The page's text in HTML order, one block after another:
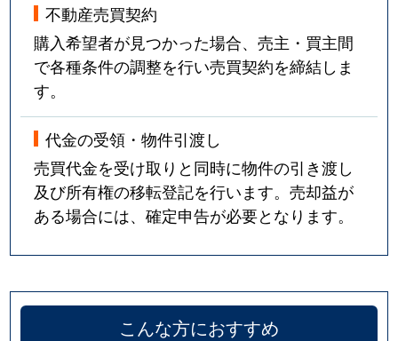
不動産売買契約
購入希望者が見つかった場合、売主・買主間
で各種条件の調整を行い売買契約を締結しま
す。
代金の受領・物件引渡し
売買代金を受け取りと同時に物件の引き渡し
及び所有権の移転登記を行います。売却益が
ある場合には、確定申告が必要となります。
こんな方におすすめ